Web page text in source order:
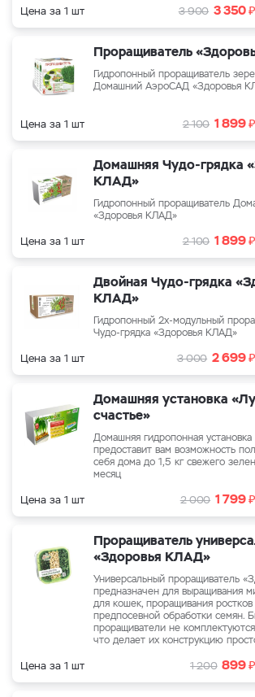
Цена за 1 шт 3 900 3 350₽
Проращиватель
Гидропонный проращиватель
Домашний АэроСАД «Здоровья
Цена за 1 шт 2 100 1 899₽
Домашняя Чудо-грядка
КЛАД»
Гидропонный проращиватель
«Здоровья КЛАД»
Цена за 1 шт 2 100 1 899₽
Двойная Чудо-грядка
КЛАД»
Гидропонный 2х-модульный
Чудо-грядка «Здоровья КЛАД»
Цена за 1 шт 3 000 2 699₽
Домашняя установка
счастье»
Домашняя гидропонная установка
предоставит вам возможность
себя дома до 1,5 кг свежего
месяц
Цена за 1 шт 2 000 1 799₽
Проращиватель
«Здоровья КЛАД»
Универсальный проращиватель
предназначен для выращивания
для кошек, проращивания
предпосевной обработки семян.
проращиватели не
что делает их конструкцию
Цена за 1 шт 1 200 899₽